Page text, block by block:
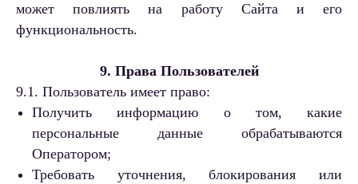
может повлиять на работу Сайта и его
функциональность.
9. Права Пользователей
9.1. Пользователь имеет право:
Получить информацию о том, какие
персональные данные обрабатываются
Оператором;
Требовать уточнения, блокирования или